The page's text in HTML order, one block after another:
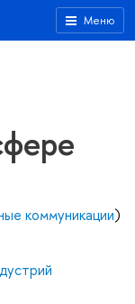
Меню
коммуникации)